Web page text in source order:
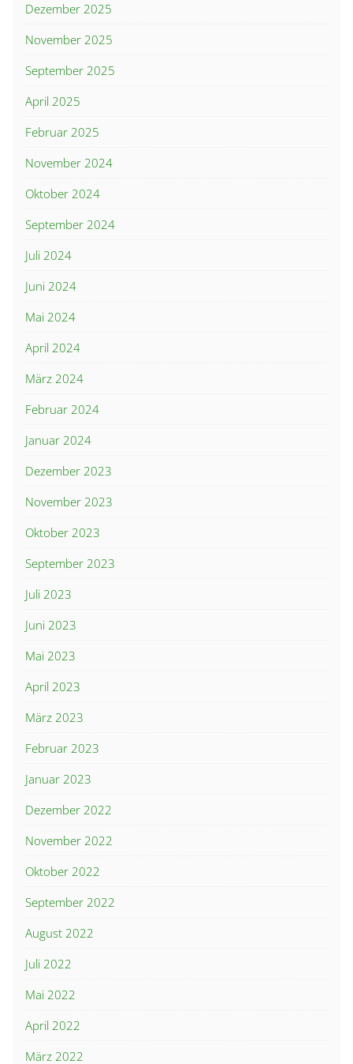
Dezember 2025
November 2025
September 2025
April 2025
Februar 2025
November 2024
Oktober 2024
September 2024
Juli 2024
Juni 2024
Mai 2024
April 2024
März 2024
Februar 2024
Januar 2024
Dezember 2023
November 2023
Oktober 2023
September 2023
Juli 2023
Juni 2023
Mai 2023
April 2023
März 2023
Februar 2023
Januar 2023
Dezember 2022
November 2022
Oktober 2022
September 2022
August 2022
Juli 2022
Mai 2022
April 2022
März 2022